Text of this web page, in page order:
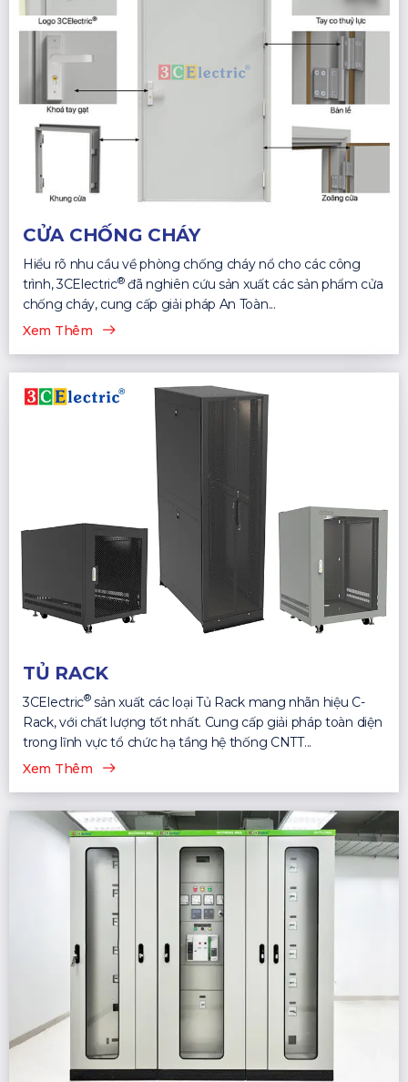
CỬA CHỐNG CHÁY
Hiểu rõ nhu cầu về phòng chống cháy nổ cho các công
trình, 3CElectric®đã nghiên cứu sản xuất các sản phẩm cửa
chống cháy, cung cấp giải pháp An Toàn...
Xem Thêm
TỦ RACK
3CElectric®sản xuất các loại Tủ Rack mang nhãn hiệu C-
Rack, với chất lượng tốt nhất. Cung cấp giải pháp toàn diện
trong lĩnh vực tổ chức hạ tầng hệ thống CNTT...
Xem Thêm